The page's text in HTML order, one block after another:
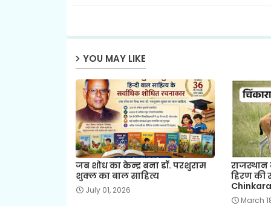
YOU MAY LIKE
जब शोध का केन्द्र बना डॉ. परशुराम
शुक्ल का बाल साहित्य
July 01, 2026
राजस्थान
हिरण की
March